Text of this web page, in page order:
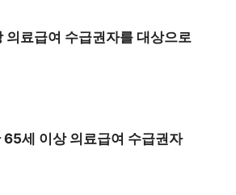
의료급여 수급권자를 대상으로
65세 이상 의료급여 수급권자